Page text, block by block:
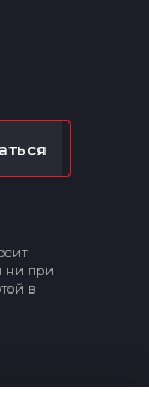
ни при
в